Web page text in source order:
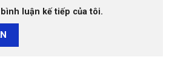
luận kế tiếp của tôi.